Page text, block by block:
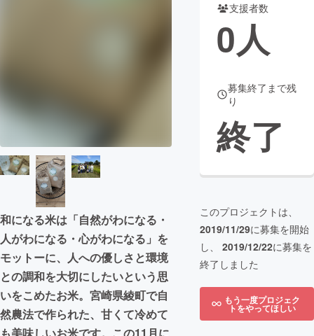
CAMPFIRE Creation
コミュニティ
和になる米は「自然がわになる・
人がわになる・心がわになる」を
モットーに、人への優しさと環境
との調和を大切にしたいという思
いをこめたお米。宮崎県綾町で自
然農法で作られた、甘くて冷めて
支援者数
0人
募集終了まで残
り
終了
このプロジェクトは、
2019/11/29に募集を開始
し、 2019/12/22に募集を
終了しました
もう一度プロジェク
トをやってほしい